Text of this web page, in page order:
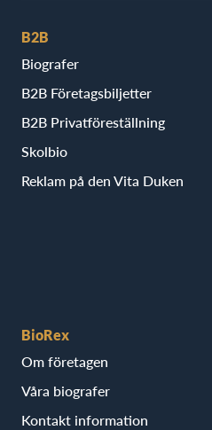
B2B
Biografer
B2B Företagsbiljetter
B2B Privatföreställning
Skolbio
Reklam på den Vita Duken
BioRex
Om företagen
Våra biografer
Kontakt information